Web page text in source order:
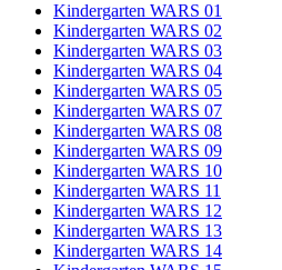
Kindergarten WARS 01
Kindergarten WARS 02
Kindergarten WARS 03
Kindergarten WARS 04
Kindergarten WARS 05
Kindergarten WARS 07
Kindergarten WARS 08
Kindergarten WARS 09
Kindergarten WARS 10
Kindergarten WARS 11
Kindergarten WARS 12
Kindergarten WARS 13
Kindergarten WARS 14